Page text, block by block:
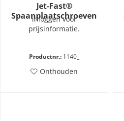
Jet-Fast®
Spaanplaatschroeven
geel verzinkt voldraad –
inloggen voor
prijsinformatie.
Productnr.: 1140_
Onthouden